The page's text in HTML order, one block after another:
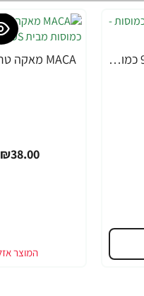
MACA מאקה 750 מ"ג 90 כמוסות - מבית NOW FOODS -36%
₪38.00